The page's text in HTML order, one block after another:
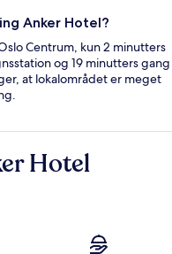
Anker Hotel?
Centrum, kun 2 minutters
og 19 minutters gang
at lokalområdet er meget
Hotel